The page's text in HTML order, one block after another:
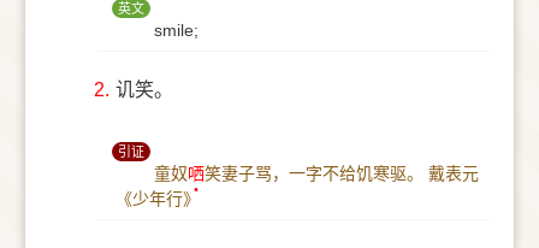
英文
smile;
2. 讥笑。
引证
童奴哂笑妻子骂，一字不给饥寒驱。 戴表元
《少年行》